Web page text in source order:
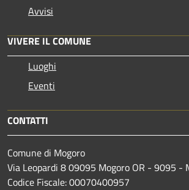
Avvisi
VIVERE IL COMUNE
Luoghi
Eventi
CONTATTI
Comune di Mogoro
Via Leopardi 8 09095 Mogoro OR - 9095 -
Codice Fiscale: 00070400957